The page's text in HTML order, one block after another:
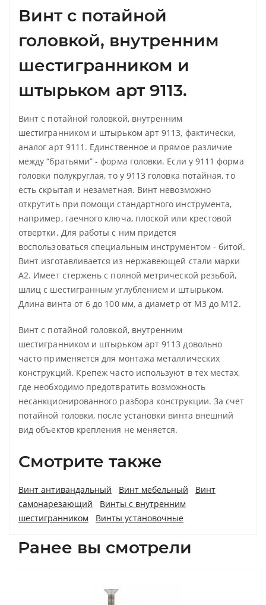
Винт с потайной
головкой, внутренним
шестигранником и
штырьком арт 9113.
Винт с потайной головкой, внутренним
шестигранником и штырьком арт 9113, фактически,
аналог арт 9111. Единственное и прямое различие
между “братьями” - форма головки. Если у 9111 форма
головки полукруглая, то у 9113 головка потайная, то
есть скрытая и незаметная. Винт невозможно
открутить при помощи стандартного инструмента,
например, гаечного ключа, плоской или крестовой
отвертки. Для работы с ним придется
воспользоваться специальным инструментом - битой.
Винт изготавливается из нержавеющей стали марки
А2. Имеет стержень с полной метрической резьбой,
шлиц с шестигранным углублением и штырьком.
Длина винта от 6 до 100 мм, а диаметр от М3 до М12.
Винт с потайной головкой, внутренним
шестигранником и штырьком арт 9113 довольно
часто применяется для монтажа металлических
конструкций. Крепеж часто используют в тех местах,
где необходимо предотвратить возможность
несанкционированного разбора конструкции. За счет
потайной головки, после установки винта внешний
вид объектов крепления не меняется.
Смотрите также
Винт антивандальный Винт мебельный
Винт
самонарезающий
Винты с внутренним
шестигранником
Винты установочные
Ранее вы смотрели